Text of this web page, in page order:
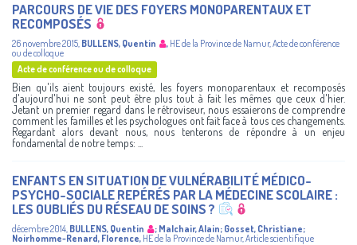
PARCOURS DE VIE DES FOYERS MONOPARENTAUX ET
RECOMPOSÉS
26 novembre 2015, BULLENS, Quentin , HE de la Province de Namur,Acte de conférence
ou de colloque
Acte de conférence ou de colloque
Bien qu'ils aient toujours existé, les foyers monoparentaux et recomposés
d'aujourd'hui ne sont peut être plus tout à fait les mêmes que ceux d'hier.
Jetant un premier regard dans le rétroviseur, nous essaierons de comprendre
comment les familles et les psychologues ont fait face à tous ces changements.
Regardant alors devant nous, nous tenterons de répondre à un enjeu
fondamental de notre temps: ...
ENFANTS EN SITUATION DE VULNÉRABILITÉ MÉDICO-
PSYCHO-SOCIALE REPÉRÉS PAR LA MÉDECINE SCOLAIRE :
LES OUBLIÉS DU RÉSEAU DE SOINS ?
décembre 2014 BULLENS, Quentin ; Malchair, Alain; Gosset, Christiane;
Noirhomme-Renard, Florence, HE de la Province de Namur, Article scientifique